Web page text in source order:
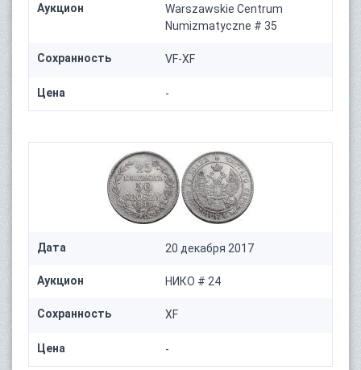
Аукцион
Warszawskie Centrum
Numizmatyczne # 35
Сохранность VF-XF
Цена -
Дата 20 декабря 2017
Аукцион НИКО # 24
Сохранность XF
Цена -